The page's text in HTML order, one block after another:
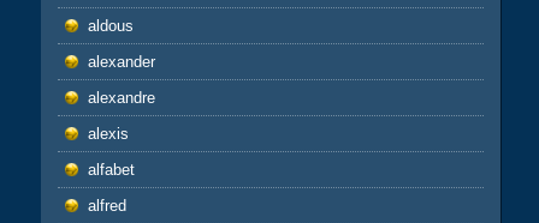
aldous
alexander
alexandre
alexis
alfabet
alfred